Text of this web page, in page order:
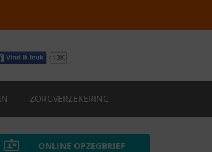
ZORGVERZEKERING
ONLINE OPZEGBRIEF